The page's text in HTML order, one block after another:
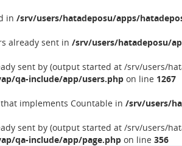
in /srv/users/hatadeposu/apps/
already sent in /srv/users/hatadeposu/
sent by (output started at /srv/users/
qa-include/app/users.php on line 1267
implements Countable in /srv/users/
sent by (output started at /srv/users/
qa-include/app/page.php on line 356